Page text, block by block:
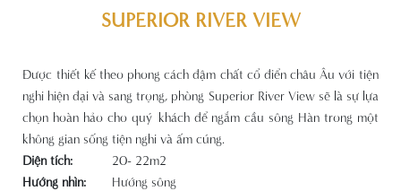
SUPERIOR RIVER VIEW
Được thiết kế theo phong cách đậm chất cổ điển châu Âu với tiện
nghi hiện đại và sang trọng, phòng Superior River View sẽ là sự lựa
chọn hoàn hảo cho quý khách để ngắm cầu sông Hàn trong một
không gian sống tiện nghi và ấm cúng.
Diện tích:
20- 22m2
Hướng nhìn:
Hướng sông